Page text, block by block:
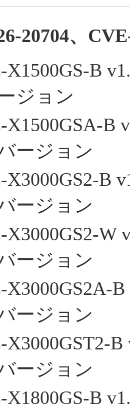
20704、
X1500GS-B
ジョン
X1500GSA-B
ージョン
X3000GS2-B
ージョン
X3000GS2-W
ージョン
X3000GS2A-
ージョン
X3000GST2-
ージョン
X1800GS-B